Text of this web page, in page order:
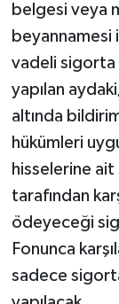
belgesi veya
beyannamesi
vadeli sigorta
yapılan
altında
hükümleri
hisselerine
tarafından
ödeyeceği
Fonunca
sadece